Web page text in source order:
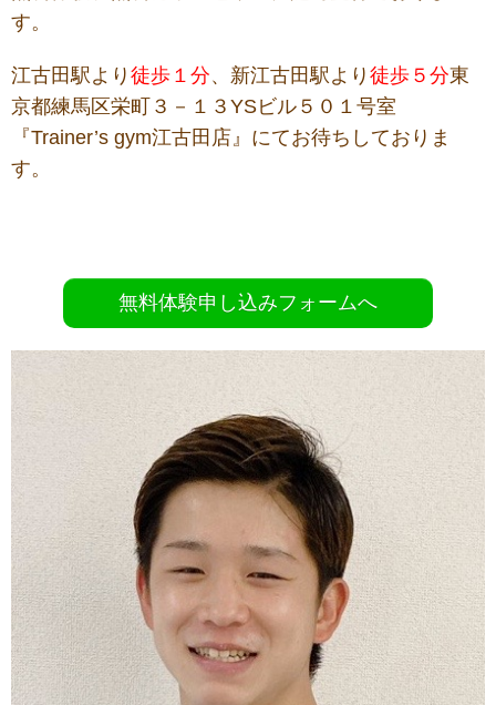
す。
江古田駅より 徒歩１分、新江古田駅より 徒歩５分東
京都練馬区栄町３－１３YSビル５０１号室
『Trainer’s gym江古田店』にてお待ちしておりま
す。
無料体験申し込みフォームへ